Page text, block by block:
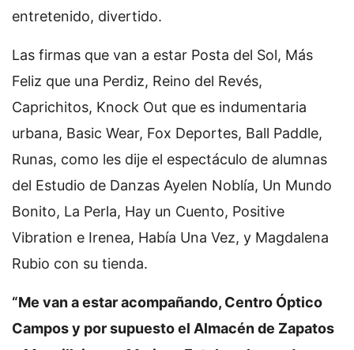
entretenido, divertido.
Las firmas que van a estar Posta del Sol, Más
Feliz que una Perdiz, Reino del Revés,
Caprichitos, Knock Out que es indumentaria
urbana, Basic Wear, Fox Deportes, Ball Paddle,
Runas, como les dije el espectáculo de alumnas
del Estudio de Danzas Ayelen Noblía, Un Mundo
Bonito, La Perla, Hay un Cuento, Positive
Vibration e Irenea, Había Una Vez, y Magdalena
Rubio con su tienda.
“Me van a estar acompañando, Centro Óptico
Campos y por supuesto el Almacén de Zapatos